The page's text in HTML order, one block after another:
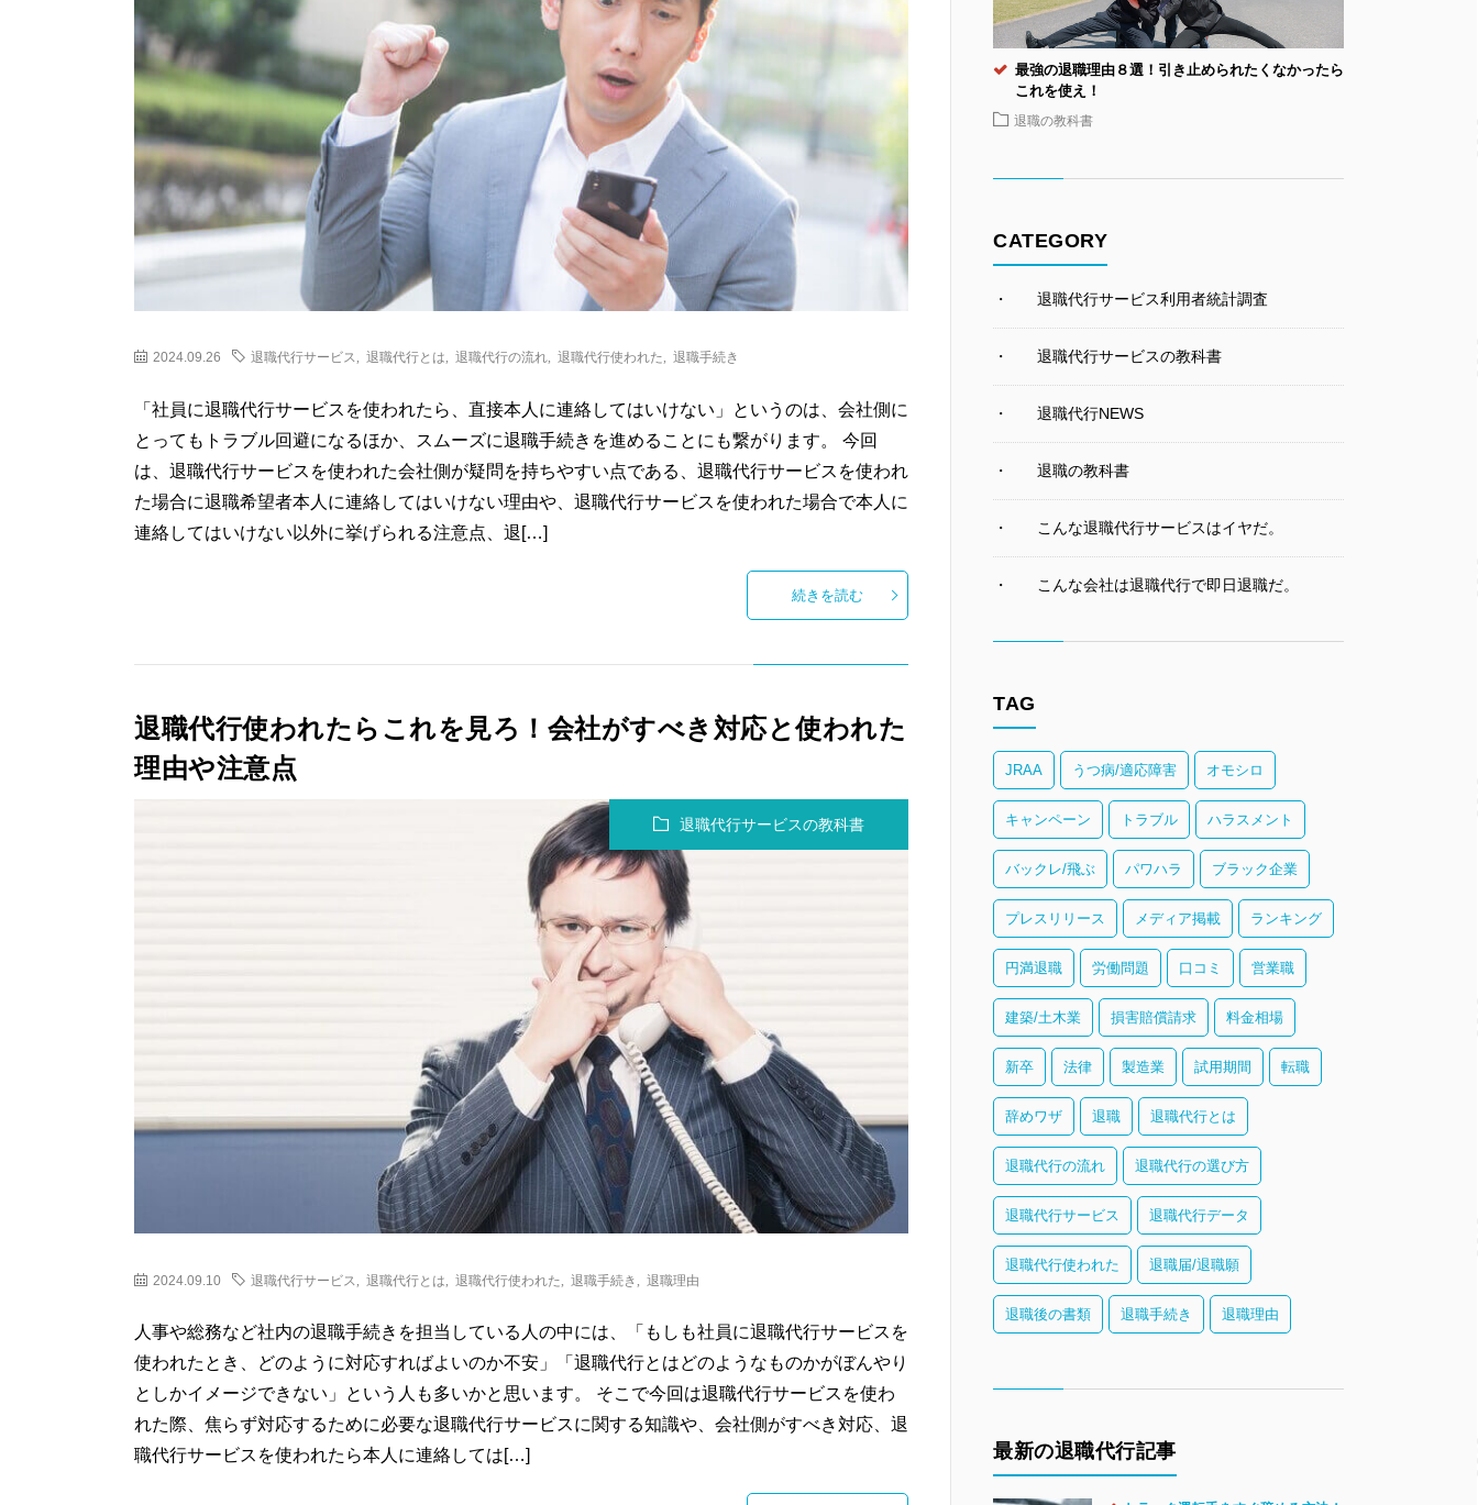
2024.09.26 退職代行サービス 退職代行とは 退職代行の流れ 退職代行使われた 退職手続き
「社員に退職代行サービスを使われたら、直接本人に連絡してはいけない」というのは、会社側に
とってもトラブル回避になるほか、スムーズに退職手続きを進めることにも繋がります。 今回
は、退職代行サービスを使われた会社側が疑問を持ちやすい点である、退職代行サービスを使われ
た場合に退職希望者本人に連絡してはいけない理由や、退職代行サービスを使われた場合で本人に
連絡してはいけない以外に挙げられる注意点、退[…]
続きを読む
退職代行使われたらこれを見ろ！会社がすべき対応と使われた
理由や注意点
退職代行サービスの教科書
2024.09.10 退職代行サービス 退職代行とは 退職代行使われた 退職手続き 退職理由
人事や総務など社内の退職手続きを担当している人の中には、「もしも社員に退職代行サービスを
使われたとき、どのように対応すればよいのか不安」「退職代行とはどのようなものかがぼんやり
としかイメージできない」という人も多いかと思います。 そこで今回は退職代行サービスを使わ
れた際、焦らず対応するために必要な退職代行サービスに関する知識や、会社側がすべき対応、退
職代行サービスを使われたら本人に連絡しては[…]
最強の退職理由８選！引き止められたくなかったら
これを使え！
退職の教科書
CATEGORY
退職代行サービス利用者統計調査
退職代行サービスの教科書
退職代行NEWS
退職の教科書
こんな退職代行サービスはイヤだ。
こんな会社は退職代行で即日退職だ。
TAG
JRAA うつ病/適応障害 オモシロ
キャンペーン トラブル ハラスメント
バックレ/飛ぶ パワハラ ブラック企業
プレスリリース メディア掲載 ランキング
円満退職 労働問題 口コミ 営業職
建築/土木業 損害賠償請求 料金相場
新卒 法律 製造業 試用期間 転職
辞めワザ 退職 退職代行とは
退職代行の流れ 退職代行の選び方
退職代行サービス 退職代行データ
退職代行使われた 退職届/退職願
退職後の書類 退職手続き 退職理由
最新の退職代行記事